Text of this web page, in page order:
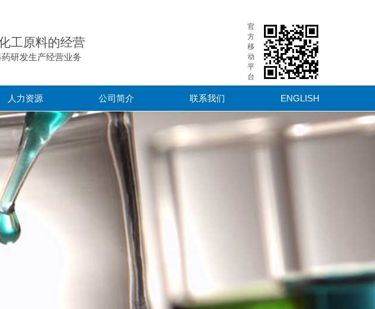
工原料的经营
研发生产经营业务
官
方
移
动
平
台
人力资源 公司简介 联系我们 ENGLISH